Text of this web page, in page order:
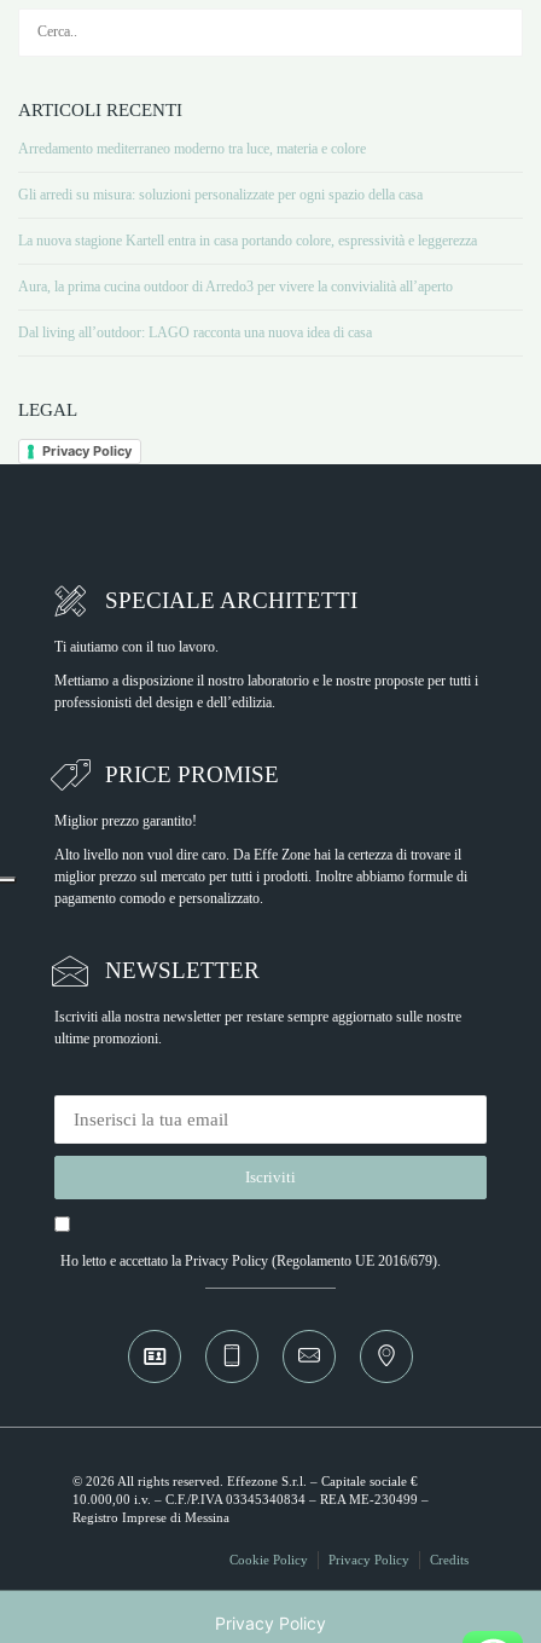
ARTICOLI RECENTI
Arredamento mediterraneo moderno tra luce, materia e colore
Gli arredi su misura: soluzioni personalizzate per ogni spazio della casa
La nuova stagione Kartell entra in casa portando colore, espressività e leggerezza
Aura, la prima cucina outdoor di Arredo3 per vivere la convivialità all’aperto
Dal living all’outdoor: LAGO racconta una nuova idea di casa
LEGAL
Privacy Policy
SPECIALE ARCHITETTI
Ti aiutiamo con il tuo lavoro.
Mettiamo a disposizione il nostro laboratorio e le nostre proposte per tutti i
professionisti del design e dell’edilizia.
PRICE PROMISE
Miglior prezzo garantito!
Alto livello non vuol dire caro. Da Effe Zone hai la certezza di trovare il
miglior prezzo sul mercato per tutti i prodotti. Inoltre abbiamo formule di
pagamento comodo e personalizzato.
NEWSLETTER
Iscriviti alla nostra newsletter per restare sempre aggiornato sulle nostre
ultime promozioni.
Ho letto e accettato la Privacy Policy(Regolamento UE 2016/679).
Alternative:
© 2026 All rights reserved. Effezone S.r.l. – Capitale sociale €
10.000,00 i.v. – C.F./P.IVA 03345340834 – REA ME-230499 –
Registro Imprese di Messina
Cookie Policy Privacy Policy Credits
Privacy Policy